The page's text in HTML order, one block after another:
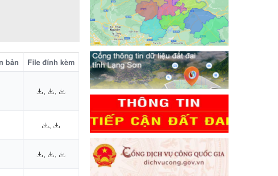
bản File đính kèm
, ,
,
, ,